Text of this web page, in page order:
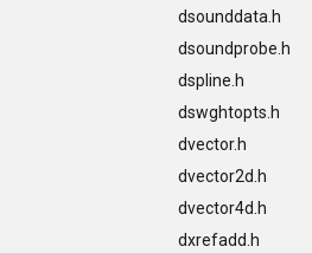
dsounddata.h
dsoundprobe.h
dspline.h
dswghtopts.h
dvector.h
dvector2d.h
dvector4d.h
dxrefadd.h